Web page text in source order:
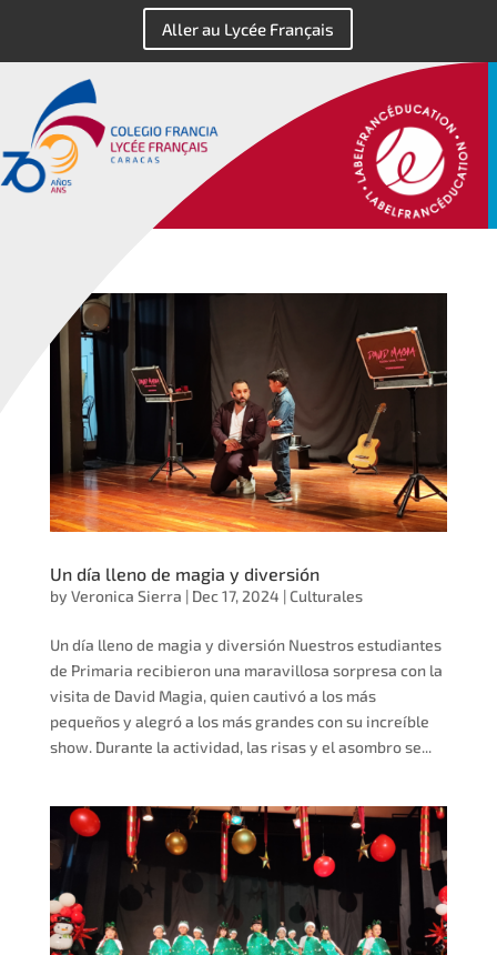
Aller au Lycée Français
Un día lleno de magia y diversión
by Veronica Sierra | Dec 17, 2024 |Culturales
Un día lleno de magia y diversión Nuestros estudiantes
de Primaria recibieron una maravillosa sorpresa con la
visita de David Magia, quien cautivó a los más
pequeños y alegró a los más grandes con su increíble
show. Durante la actividad, las risas y el asombro se...